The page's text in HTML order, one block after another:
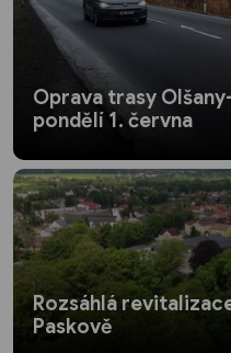
Oprava trasy
pondělí 1. června
Rozsáhlá
Paskově